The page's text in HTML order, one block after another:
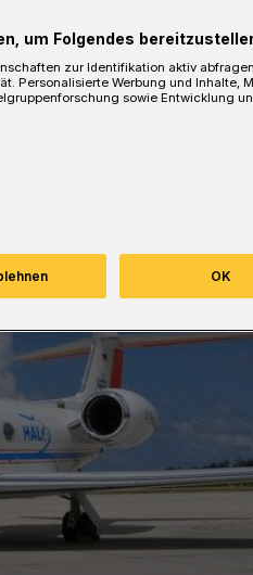
um Folgendes
zur Identifikation aktiv
Personalisierte Werbung und Inhalte,
sowie Entwicklung
OK